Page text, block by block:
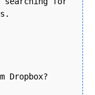
Dropbox?